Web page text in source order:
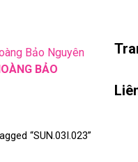
BẢO
“SUN.03I.023”